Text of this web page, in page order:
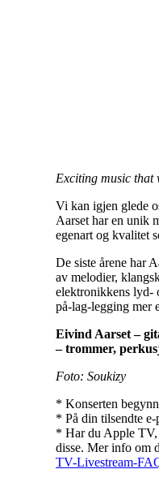
Exciting music
Vi kan igjen glede
Aarset har en unik
egenart og kvalitet
De siste årene har
av melodier,
elektronikkens lyd-
på-lag-legging mer
Eivind Aarset –
– trommer,
Foto: Soukizy
* Konserten
* På din tilsendte
* Har du Apple
disse. Mer info om
TV-Livestream-